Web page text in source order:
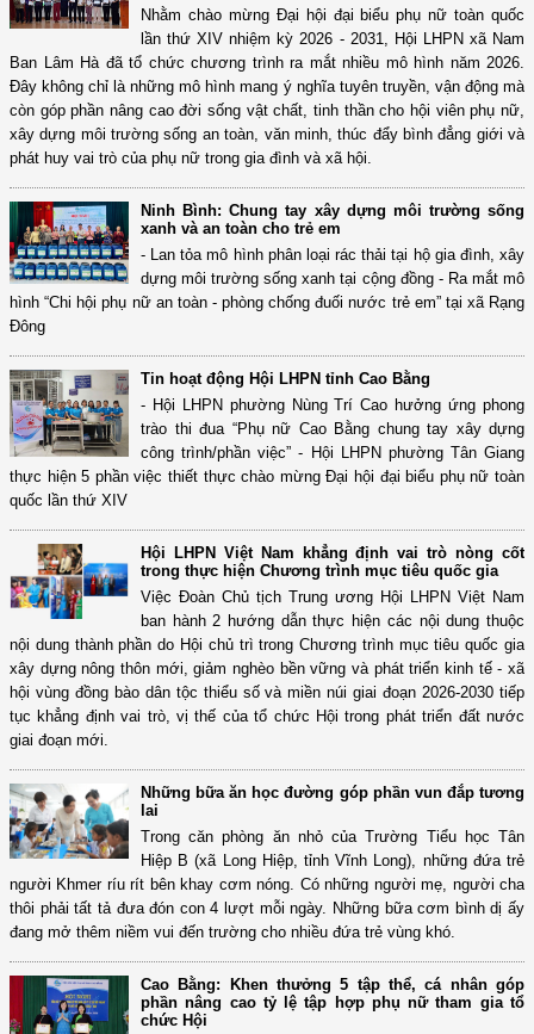
Nhằm chào mừng Đại hội đại biểu phụ nữ toàn quốc
lần thứ XIV nhiệm kỳ 2026 - 2031, Hội LHPN xã Nam
Ban Lâm Hà đã tổ chức chương trình ra mắt nhiều mô hình năm 2026.
Đây không chỉ là những mô hình mang ý nghĩa tuyên truyền, vận động mà
còn góp phần nâng cao đời sống vật chất, tinh thần cho hội viên phụ nữ,
xây dựng môi trường sống an toàn, văn minh, thúc đẩy bình đẳng giới và
phát huy vai trò của phụ nữ trong gia đình và xã hội.
Ninh Bình: Chung tay xây dựng môi trường sống
xanh và an toàn cho trẻ em
- Lan tỏa mô hình phân loại rác thải tại hộ gia đình, xây
dựng môi trường sống xanh tại cộng đồng - Ra mắt mô
hình “Chi hội phụ nữ an toàn - phòng chống đuối nước trẻ em” tại xã Rạng
Đông
Tin hoạt động Hội LHPN tỉnh Cao Bằng
- Hội LHPN phường Nùng Trí Cao hưởng ứng phong
trào thi đua “Phụ nữ Cao Bằng chung tay xây dựng
công trình/phần việc” - Hội LHPN phường Tân Giang
thực hiện 5 phần việc thiết thực chào mừng Đại hội đại biểu phụ nữ toàn
quốc lần thứ XIV
Hội LHPN Việt Nam khẳng định vai trò nòng cốt
trong thực hiện Chương trình mục tiêu quốc gia
Việc Đoàn Chủ tịch Trung ương Hội LHPN Việt Nam
ban hành 2 hướng dẫn thực hiện các nội dung thuộc
nội dung thành phần do Hội chủ trì trong Chương trình mục tiêu quốc gia
xây dựng nông thôn mới, giảm nghèo bền vững và phát triển kinh tế - xã
hội vùng đồng bào dân tộc thiểu số và miền núi giai đoạn 2026-2030 tiếp
tục khẳng định vai trò, vị thế của tổ chức Hội trong phát triển đất nước
giai đoạn mới.
Những bữa ăn học đường góp phần vun đắp tương
lai
Trong căn phòng ăn nhỏ của Trường Tiểu học Tân
Hiệp B (xã Long Hiệp, tỉnh Vĩnh Long), những đứa trẻ
người Khmer ríu rít bên khay cơm nóng. Có những người mẹ, người cha
thôi phải tất tả đưa đón con 4 lượt mỗi ngày. Những bữa cơm bình dị ấy
đang mở thêm niềm vui đến trường cho nhiều đứa trẻ vùng khó.
Cao Bằng: Khen thưởng 5 tập thể, cá nhân góp
phần nâng cao tỷ lệ tập hợp phụ nữ tham gia tổ
chức Hội